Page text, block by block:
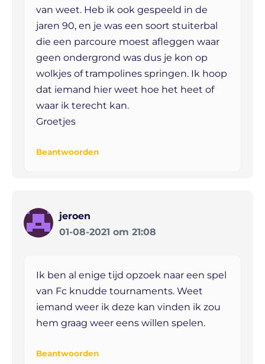
van weet. Heb ik ook gespeeld in de
jaren 90, en je was een soort stuiterbal
die een parcoure moest afleggen waar
geen ondergrond was dus je kon op
wolkjes of trampolines springen. Ik hoop
dat iemand hier weet hoe het heet of
waar ik terecht kan.
Groetjes
Beantwoorden
jeroen
01-08-2021 om 21:08
Ik ben al enige tijd opzoek naar een spel
van Fc knudde tournaments. Weet
iemand weer ik deze kan vinden ik zou
hem graag weer eens willen spelen.
Beantwoorden